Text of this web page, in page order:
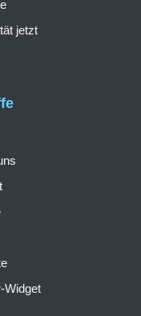
Widget
jetzt